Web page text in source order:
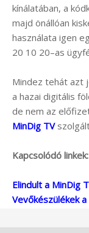
kínálatában, a
majd önállóan
használata igen
20 10 20–as
Mindez tehát azt
a hazai digitális
de nem az
MinDig TV
Kapcsolódó linkek:
Elindult a MinDig
Vevőkészülékek